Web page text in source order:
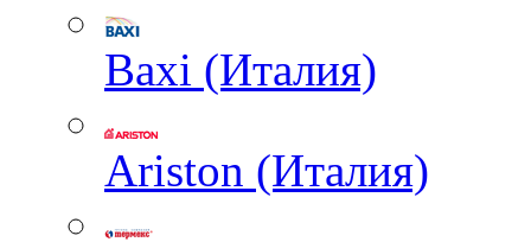
Baxi (Италия)
Ariston (Италия)